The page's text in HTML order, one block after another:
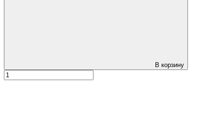
В корзину